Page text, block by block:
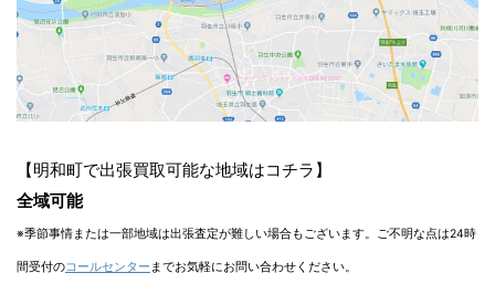
【明和町で出張買取可能な地域はコチラ】
全域可能
※季節事情または一部地域は出張査定が難しい場合もございます。ご不明な点は24時
間受付のコールセンター までお気軽にお問い合わせください。